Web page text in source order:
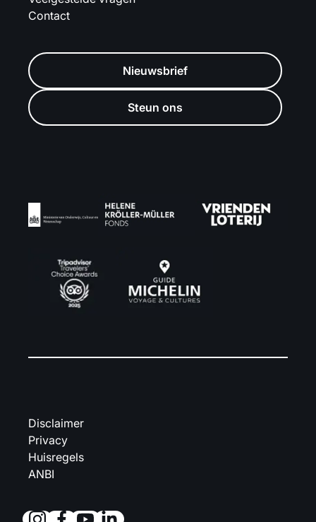
Contact
Nieuwsbrief
Steun ons
Disclaimer
Privacy
Huisregels
ANBI